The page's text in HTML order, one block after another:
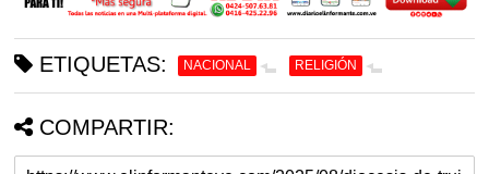
ETIQUETAS: NACIONAL RELIGIÓN
COMPARTIR: